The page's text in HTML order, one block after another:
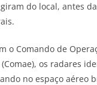
do local, antes
o Comando de
os radares
no espaço aéreo